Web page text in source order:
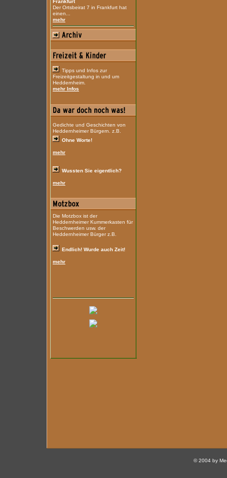
Frankfurt
Der Ortsbeirat 7 in Frankfurt hat
einen...
mehr
Tipps und Infos zur
Freizeitgestaltung in und um
Heddernheim.
mehr Infos
Gedichte und Geschichten von
Heddernheimer Bürgern. z.B.
Ohne Worte!
mehr
Wussten Sie eigentlich?
mehr
Die Motzbox ist der
Heddernheimer Kummerkasten für
Beschwerden usw. der
Heddernheimer Bürger z.B.
Endlich! Wurde auch Zeit!
mehr
© 2004 by